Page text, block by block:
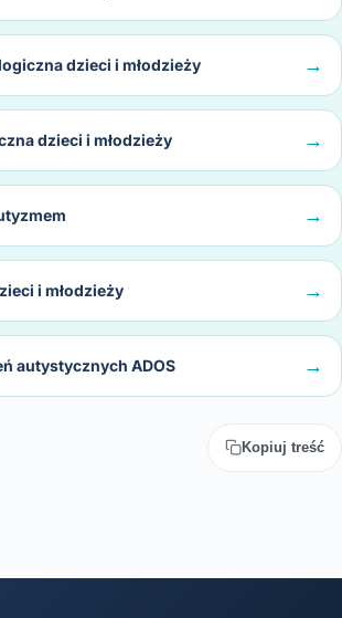
dzieci i młodzieży
dzieci i młodzieży
i młodzieży
autystycznych ADOS
Kopiuj treść